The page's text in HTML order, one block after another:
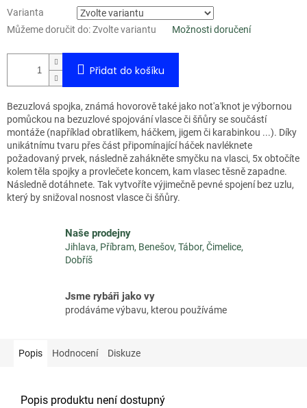
Varianta
Můžeme doručit do:Zvolte variantu Možnosti doručení
Přidat do košíku
Bezuzlová spojka, známá hovorově také jako not'a'knot je výbornou
pomůckou na bezuzlové spojování vlasce či šňůry se součástí
montáže (například obratlíkem, háčkem, jigem či karabinkou ...). Díky
unikátnímu tvaru přes část připomínající háček navléknete
požadovaný prvek, následně zahákněte smyčku na vlasci, 5x obtočíte
kolem těla spojky a provlečete koncem, kam vlasec těsně zapadne.
Následně dotáhnete. Tak vytvoříte výjimečně pevné spojení bez uzlu,
který by snižoval nosnost vlasce či šňůry.
Naše prodejny
Jihlava, Příbram, Benešov, Tábor, Čimelice,
Dobříš
Jsme rybáři jako vy
prodáváme výbavu, kterou používáme
Popis Hodnocení Diskuze
Popis produktu není dostupný